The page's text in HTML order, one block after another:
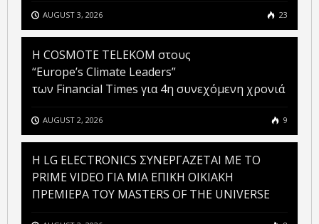
AUGUST 3, 2026 23
Η COSMOTE TELEKOM στους
“Europe’s Climate Leaders”
των Financial Times για 4η συνεχόμενη χρονιά
AUGUST 2, 2026 9
H LG ELECTRONICS ΣΥΝΕΡΓΑΖΕΤΑΙ ΜΕ ΤΟ
PRIME VIDEO ΓΙΑ ΜΙΑ ΕΠΙΚΗ ΟΙΚΙΑΚΗ
ΠΡΕΜΙΕΡΑ ΤΟΥ MASTERS OF THE UNIVERSE